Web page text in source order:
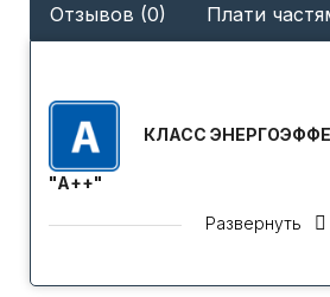
Отзывов (0) Плати
КЛАСС
"A++"
Кондиционеры отличаются
классификацией Европейской
Развернуть